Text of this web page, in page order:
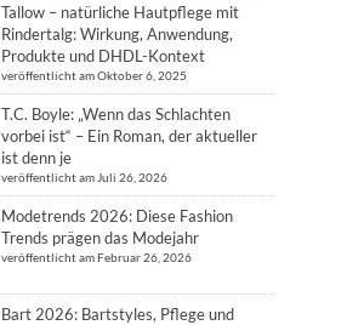
Tallow – natürliche Hautpflege mit
Rindertalg: Wirkung, Anwendung,
Produkte und DHDL-Kontext
veröffentlicht am Oktober 6, 2025
T.C. Boyle: „Wenn das Schlachten
vorbei ist“ – Ein Roman, der aktueller
ist denn je
veröffentlicht am Juli 26, 2026
Modetrends 2026: Diese Fashion
Trends prägen das Modejahr
veröffentlicht am Februar 26, 2026
Bart 2026: Bartstyles, Pflege und